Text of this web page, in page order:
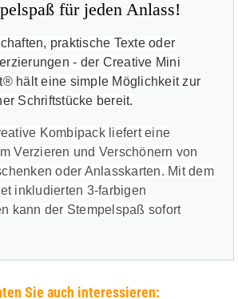
für jeden Anlass!
praktische Texte oder
- der Creative Mini
hält eine simple Möglichkeit zur
Schriftstücke bereit.
Kombipack liefert eine
Verzieren und Verschönern von
oder Anlasskarten. Mit dem
inkludierten 3-farbigen
kann der Stempelspaß sofort
Sie auch interessieren: